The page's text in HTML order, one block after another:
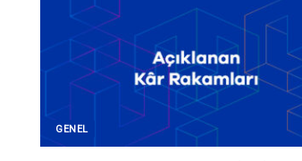
GENEL